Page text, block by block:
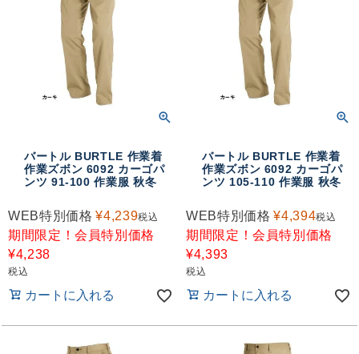
バートル BURTLE 作業着
作業ズボン 6092 カーゴパ
ンツ 91-100 作業服 秋冬
WEB特別価格 ¥4,239税込
期間限定！会員特別価格
¥4,238
税込
カートに入れる
バートル BURTLE 作業着
作業ズボン 6092 カーゴパ
ンツ 105-110 作業服 秋冬
WEB特別価格 ¥4,394税込
期間限定！会員特別価格
¥4,393
税込
カートに入れる